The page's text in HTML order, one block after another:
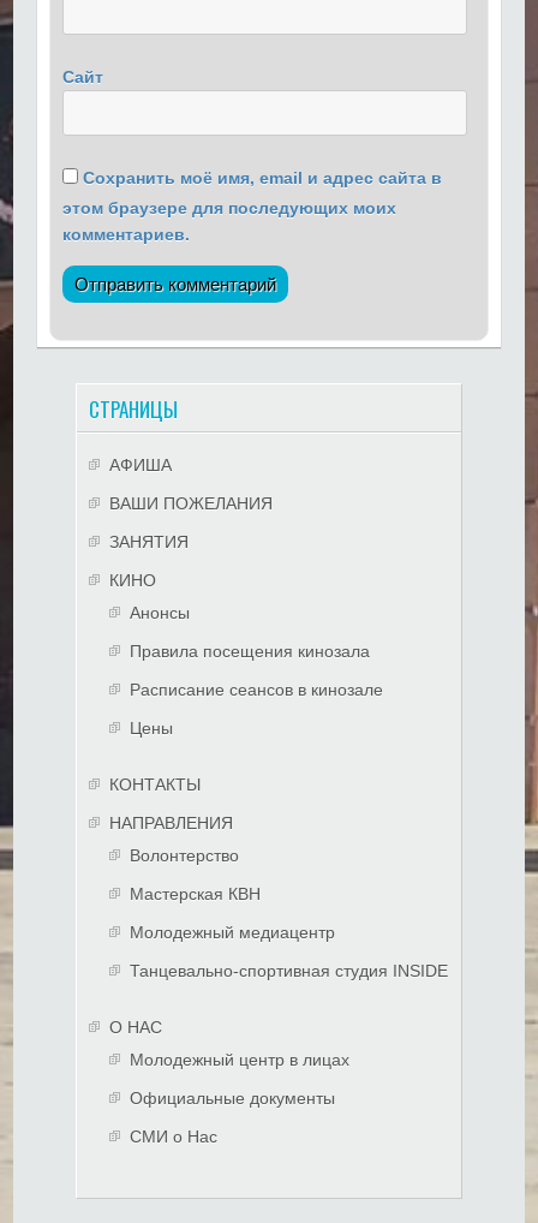
Сайт
Сохранить моё имя, email и адрес сайта в
этом браузере для последующих моих
комментариев.
СТРАНИЦЫ
АФИША
ВАШИ ПОЖЕЛАНИЯ
ЗАНЯТИЯ
КИНО
Анонсы
Правила посещения кинозала
Расписание сеансов в кинозале
Цены
КОНТАКТЫ
НАПРАВЛЕНИЯ
Волонтерство
Мастерская КВН
Молодежный медиацентр
Танцевально-спортивная студия INSIDE
О НАС
Молодежный центр в лицах
Официальные документы
СМИ о Нас